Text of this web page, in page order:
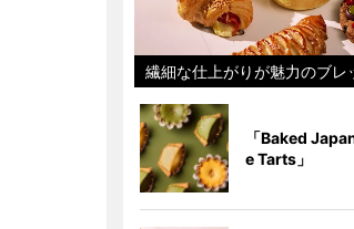
繊細な仕上がりが魅力のブレ
「Baked
e Tarts」